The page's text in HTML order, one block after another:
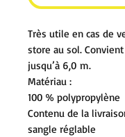
Très utile en cas de
store au sol.
jusqu’à 6,0 m.
Matériau :
100 % polypropylène
Contenu de la
sangle réglable